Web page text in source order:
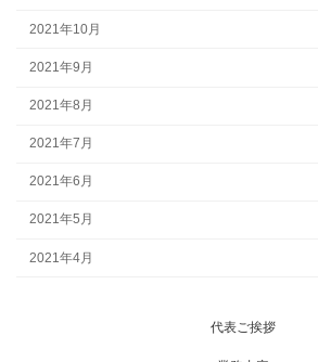
2021年10月
2021年9月
2021年8月
2021年7月
2021年6月
2021年5月
2021年4月
代表ご挨拶